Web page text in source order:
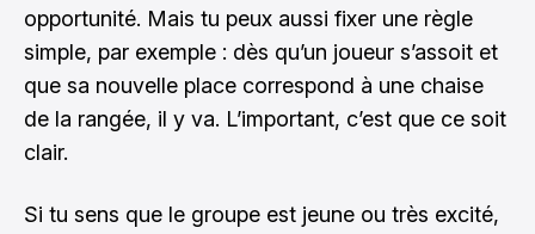
opportunité. Mais tu peux aussi fixer une règle
simple, par exemple : dès qu’un joueur s’assoit et
que sa nouvelle place correspond à une chaise
de la rangée, il y va. L’important, c’est que ce soit
clair.
Si tu sens que le groupe est jeune ou très excité,